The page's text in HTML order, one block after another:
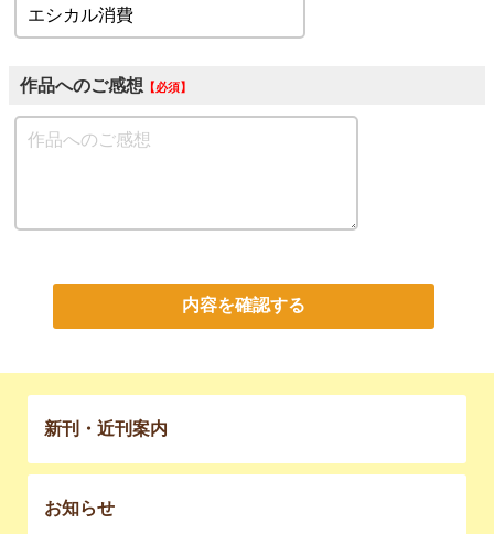
作品へのご感想 必須
内容を確認する
新刊・近刊案内
お知らせ